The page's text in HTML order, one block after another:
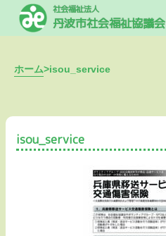
社会福祉法人
丹波市社会福祉協議会
ホーム>isou_service
isou_service